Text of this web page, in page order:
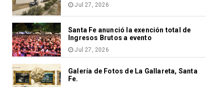
Jul 27, 2026
Santa Fe anunció la exención total de
Ingresos Brutos a evento
Jul 27, 2026
Galería de Fotos de La Gallareta, Santa
Fe.